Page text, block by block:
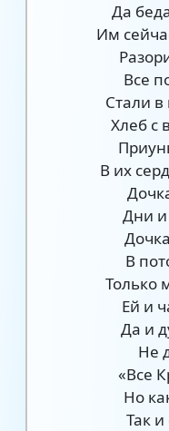
Да
Им
Все
Стали
Хлеб с
В их
Дни и
В
Только
Ей и
Да и
Не
«Все
Но
Так